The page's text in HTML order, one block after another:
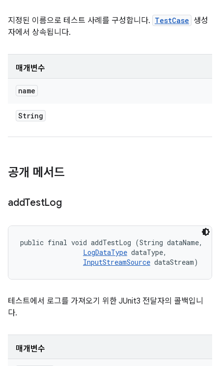
지정된 이름으로 테스트 사례를 구성합니다. TestCase 생성
자에서 상속됩니다.
매개변수
name
String
공개 메서드
addTestLog
public final void addTestLog (String dataName,
LogDataType dataType,
InputStreamSource dataStream)
테스트에서 로그를 가져오기 위한 JUnit3 전달자의 콜백입니
다.
매개변수